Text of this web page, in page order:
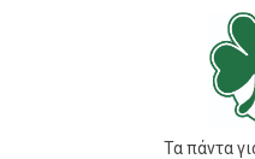
Τα πάντα